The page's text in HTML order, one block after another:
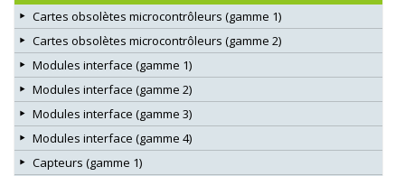
Cartes obsolètes microcontrôleurs (gamme 1)
Cartes obsolètes microcontrôleurs (gamme 2)
Modules interface (gamme 1)
Modules interface (gamme 2)
Modules interface (gamme 3)
Modules interface (gamme 4)
Capteurs (gamme 1)